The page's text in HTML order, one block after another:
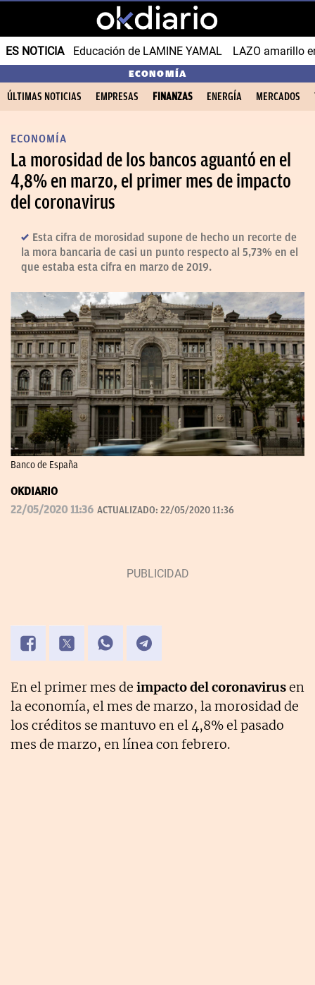
ES NOTICIA Educación de LAMINE YAMAL LAZO amarillo
ECONOMÍA
ÚLTIMAS NOTICIAS EMPRESAS FINANZAS ENERGÍA MERCADOS
ECONOMÍA
La morosidad de los bancos aguantó en el
4,8% en marzo, el primer mes de impacto
del coronavirus
Esta cifra de morosidad supone de hecho un recorte de
la mora bancaria de casi un punto respecto al 5,73% en el
que estaba esta cifra en marzo de 2019.
Banco de España
OKDIARIO
22/05/2020 11:36 ACTUALIZADO: 22/05/2020 11:36
En el primer mes de impacto del coronavirusen
la economía, el mes de marzo, la morosidad de
los créditos se mantuvo en el 4,8% el pasado
mes de marzo, en línea con febrero.